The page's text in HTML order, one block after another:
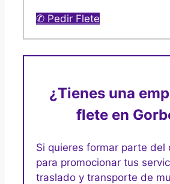
✆ Pedir Flete
¿Tienes una
flete en
Si quieres formar parte del
para promocionar tus
traslado y transporte de